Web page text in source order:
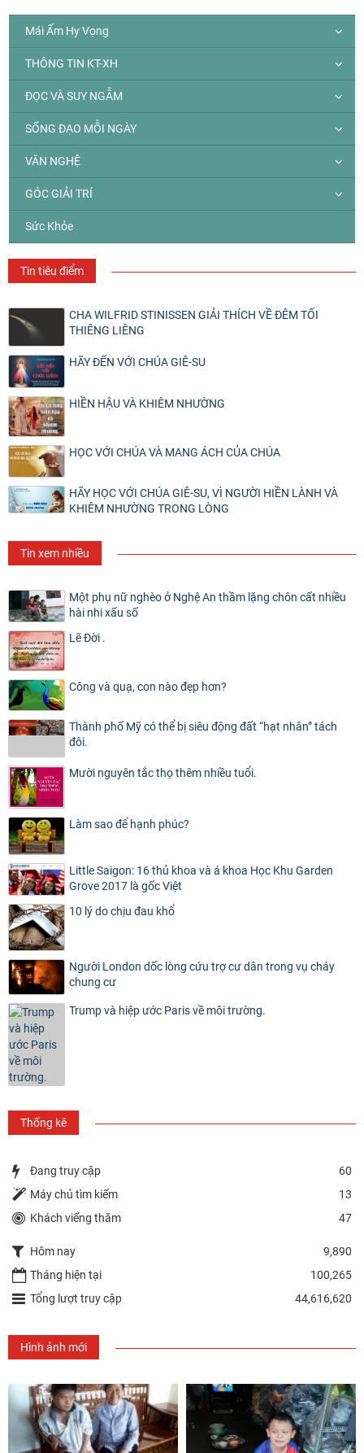
Mái Ấm Hy Vọng
THÔNG TIN KT-XH
ĐỌC VÀ SUY NGẪM
SỐNG ĐẠO MỖI NGÀY
VĂN NGHỆ
GÓC GIẢI TRÍ
Sức Khỏe
Tin tiêu điểm
CHA WILFRID STINISSEN GIẢI THÍCH VỀ ĐÊM TỐI
THIÊNG LIÊNG
HÃY ĐẾN VỚI CHÚA GIÊ-SU
HIỀN HẬU VÀ KHIÊM NHƯỜNG
HỌC VỚI CHÚA VÀ MANG ÁCH CỦA CHÚA
HÃY HỌC VỚI CHÚA GIÊ-SU, VÌ NGƯỜI HIỀN LÀNH VÀ
KHIÊM NHƯỜNG TRONG LÒNG
Tin xem nhiều
Một phụ nữ nghèo ở Nghệ An thầm lặng chôn cất nhiều
hài nhi xấu số
Lẽ Đời .
Công và quạ, con nào đẹp hơn?
Thành phố Mỹ có thể bị siêu động đất “hạt nhân” tách
đôi.
Mười nguyên tắc thọ thêm nhiều tuổi.
Làm sao để hạnh phúc?
Little Saigon: 16 thủ khoa và á khoa Học Khu Garden
Grove 2017 là gốc Việt
10 lý do chịu đau khổ
Người London dốc lòng cứu trợ cư dân trong vụ cháy
chung cư
Trump và hiệp ước Paris về môi trường.
Thống kê
Đang truy cập
60
Máy chủ tìm kiếm
13
Khách viếng thăm
47
Hôm nay
9,890
Tháng hiện tại
100,265
Tổng lượt truy cập
44,616,620
Hình ảnh mới